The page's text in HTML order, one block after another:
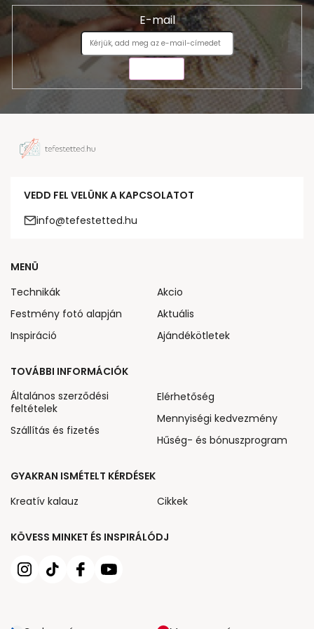
E-mail
VEDD FEL VELÜNK A KAPCSOLATOT
info@tefestetted.hu
KÖVESS MINKET ÉS INSPIRÁLÓDJ
MENÜ
Technikák
Festmény fotó alapján
Inspiráció
Akcio
Aktuális
Ajándékötletek
TOVÁBBI INFORMÁCIÓK
Általános szerződési
feltételek
Szállítás és fizetés
Elérhetőség
Mennyiségi kedvezmény
Hűség- és bónuszprogram
GYAKRAN ISMÉTELT KÉRDÉSEK
Kreatív kalauz
Cikkek